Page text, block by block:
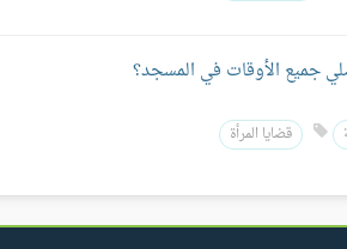
جميع الأوقات في المسجد؟
قضايا المرأة